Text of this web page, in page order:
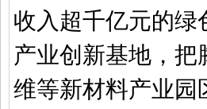
收入超千亿元的
产业创新基地，
维等新材料产业园